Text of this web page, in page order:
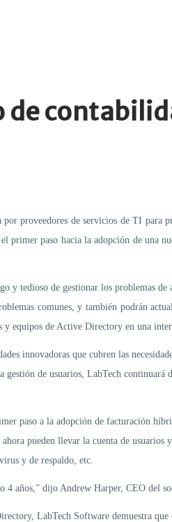
de
proveedores de servicios de TI para
paso hacia la adopción de una
de gestionar los problemas de
comunes, y también podrán
equipos de Active Directory en una
innovadoras que cubren las
de usuarios, LabTech continuará
paso a la adopción de facturación
pueden llevar la cuenta de
y de respaldo, etc.
4 años,” dijo Andrew Harper, CEO del
LabTech Software demuestra